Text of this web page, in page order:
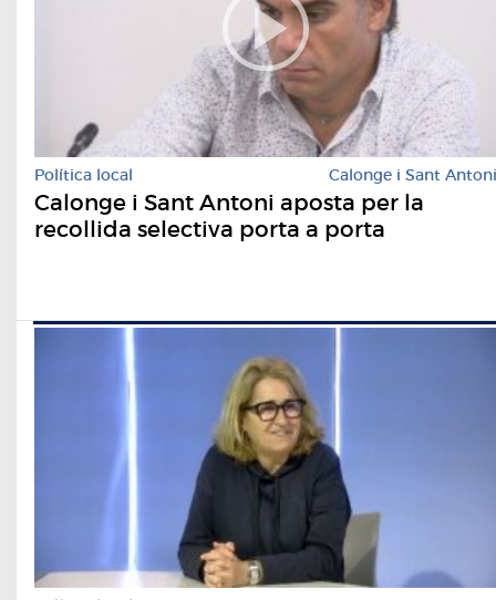
Política local Calonge i Sant Antoni
Calonge i Sant Antoni aposta per la
recollida selectiva porta a porta